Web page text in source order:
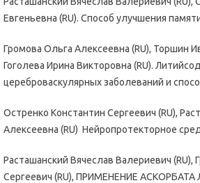
Евгеньевна (RU). Способ улучшения
Громова Ольга Алексеевна (RU), Торшин
Гоголева Ирина Викторовна (RU).
цереброваскулярных заболеваний и
Остренко Константин Сергеевич (RU),
Алексеевна (RU) Нейропротекторное
Расташанский Вячеслав Валериевич
Сергеевич (RU), ПРИМЕНЕНИЕ